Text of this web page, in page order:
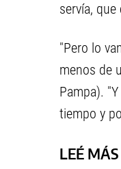
servía,
"Pero lo
menos de
Pampa).
tiempo y
LEÉ MÁS